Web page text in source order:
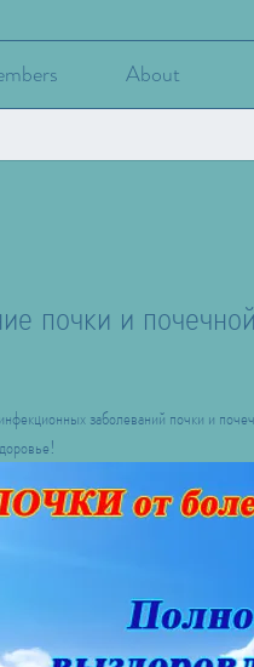
About
почки и
заболеваний почки и